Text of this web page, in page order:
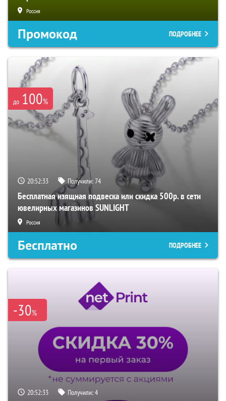
Россия
Промокод ПОДРОБНЕЕ
до 100%
20:52:33 Получили:74
Бесплатная изящная подвеска или скидка 500р. в сети
ювелирных магазинов SUNLIGHT
Россия
Бесплатно ПОДРОБНЕЕ
-30%
20:52:33 Получили:4